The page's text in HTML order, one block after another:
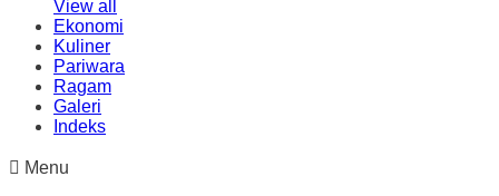
View all
Ekonomi
Kuliner
Pariwara
Ragam
Galeri
Indeks
Menu